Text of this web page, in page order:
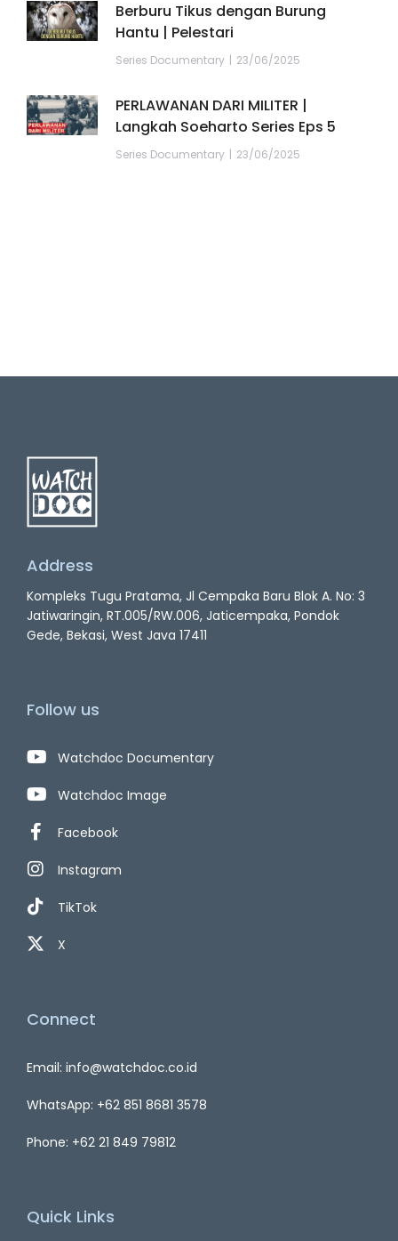
Berburu Tikus dengan Burung
Hantu | Pelestari
Series Documentary 23/06/2025
PERLAWANAN DARI MILITER |
Langkah Soeharto Series Eps 5
Series Documentary 23/06/2025
Address
Kompleks Tugu Pratama, Jl Cempaka Baru Blok A. No: 3
Jatiwaringin, RT.005/RW.006, Jaticempaka, Pondok
Gede, Bekasi, West Java 17411
Follow us
Watchdoc Documentary
Watchdoc Image
Facebook
Instagram
TikTok
X
Connect
Email: info@watchdoc.co.id
WhatsApp: +62 851 8681 3578
Phone: +62 21 849 79812
Quick Links